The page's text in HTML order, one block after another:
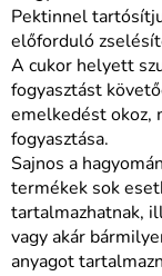
Pektinnel
előforduló
A cukor helyett
fogyasztást
emelkedést okoz,
fogyasztása.
Sajnos a
termékek sok
tartalmazhatnak,
vagy akár
anyagot